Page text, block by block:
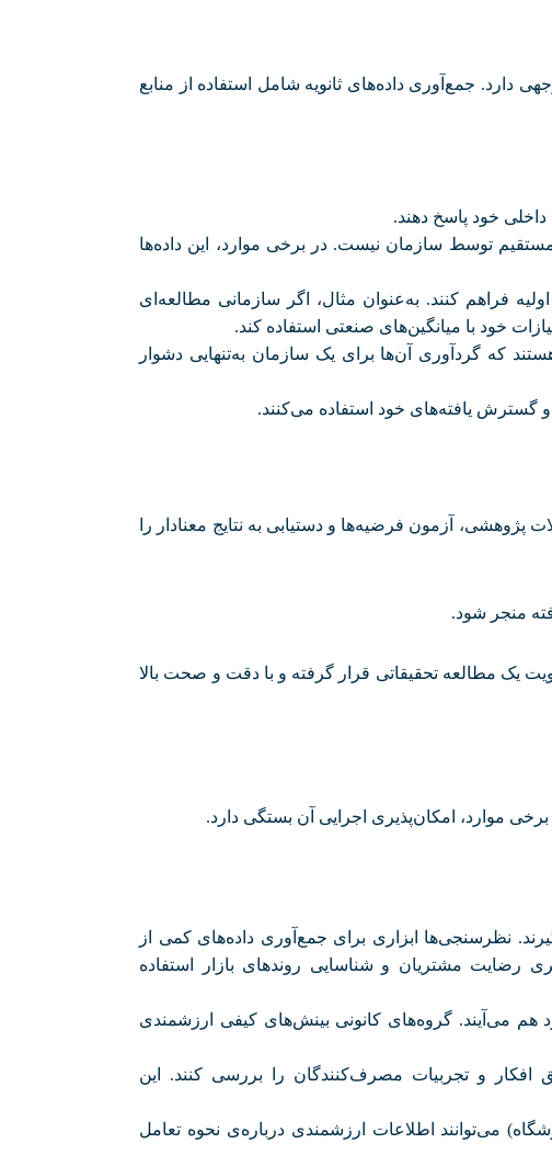
دارد. جمع‌آوری داده‌های ثانویه شامل استفاده از منابع
خود پاسخ دهند.
مستقیم توسط سازمان نیست. در برخی موارد، این داده‌ها
فراهم کنند. به‌عنوان مثال، اگر سازمانی مطالعه‌ای
خود با میانگین‌های صنعتی استفاده کند.
که گردآوری آن‌ها برای یک سازمان به‌تنهایی دشوار
و گسترش یافته‌های خود استفاده می‌کنند.
پژوهشی، آزمون فرضیه‌ها و دستیابی به نتایج معنادار را
منجر شود.
یک مطالعه تحقیقاتی قرار گرفته و با دقت و صحت بالا
موارد، امکان‌پذیری اجرایی آن بستگی دارد.
نظرسنجی‌ها ابزاری برای جمع‌آوری داده‌های کمی از
رضایت مشتریان و شناسایی روندهای بازار استفاده
می‌آیند. گروه‌های کانونی بینش‌های کیفی ارزشمندی
افکار و تجربیات مصرف‌کنندگان را بررسی کنند. این
می‌توانند اطلاعات ارزشمندی درباره‌ی نحوه تعامل